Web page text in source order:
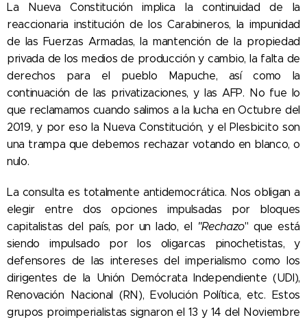
La Nueva Constitución implica la continuidad de la
reaccionaria institución de los Carabineros, la impunidad
de las Fuerzas Armadas, la mantención de la propiedad
privada de los medios de producción y cambio, la falta de
derechos para el pueblo Mapuche, así como la
continuación de las privatizaciones, y las AFP. No fue lo
que reclamamos cuando salimos a la lucha en Octubre del
2019, y por eso la Nueva Constitución, y el Plesbicito son
una trampa que debemos rechazar votando en blanco, o
nulo.
La consulta es totalmente antidemocrática. Nos obligan a
elegir entre dos opciones impulsadas por bloques
capitalistas del país, por un lado, el "Rechazo" que está
siendo impulsado por los oligarcas pinochetistas, y
defensores de las intereses del imperialismo como los
dirigentes de la Unión Demócrata Independiente (UDI),
Renovación Nacional (RN), Evolución Política, etc. Estos
grupos proimperialistas signaron el 13 y 14 del Noviembre